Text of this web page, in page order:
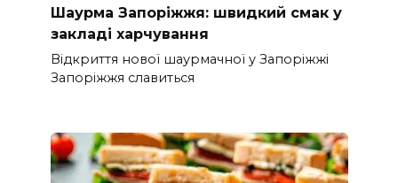
Шаурма Запоріжжя: швидкий смак у
закладі харчування
Відкриття нової шаурмачної у Запоріжжі
Запоріжжя славиться